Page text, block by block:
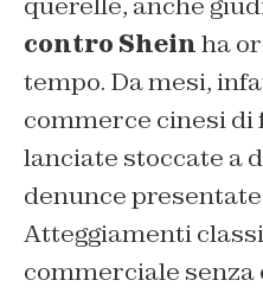
contro Sheinha
tempo. Da mesi,
commerce cinesi di
lanciate stoccate a
denunce
Atteggiamenti
commerciale senza